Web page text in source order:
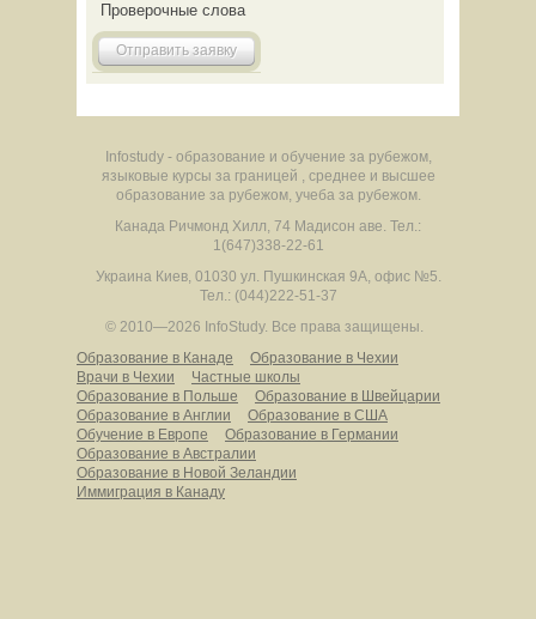
Проверочные слова
Отправить заявку
Infostudy - образование и обучение за рубежом,
языковые курсы за границей , среднее и высшее
образование за рубежом, учеба за рубежом.
Канада Ричмонд Хилл, 74 Мадисон аве. Тел.:
1(647)338-22-61
Украина Киев, 01030 ул. Пушкинская 9А, офис №5.
Тел.: (044)222-51-37
© 2010—2026 InfoStudy. Все права защищены.
Образование в Канаде
Образование в Чехии
Врачи в Чехии
Частные школы
Образование в Польше
Образование в Швейцарии
Образование в Англии
Образование в США
Обучение в Европе
Образование в Германии
Образование в Австралии
Образование в Новой Зеландии
Иммиграция в Канаду